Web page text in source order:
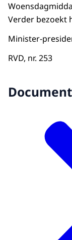
Verder bezoekt
Minister-
RVD, nr. 253